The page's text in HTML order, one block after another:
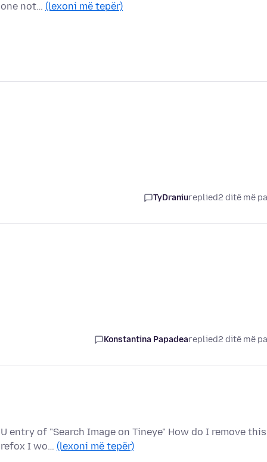
not… (lexoni më tepër)
TyDraniureplied2 ditë më
Konstantina Papadeareplied2 ditë më
entry of "Search Image on Tineye" How do I remove this
I wo… (lexoni më tepër)